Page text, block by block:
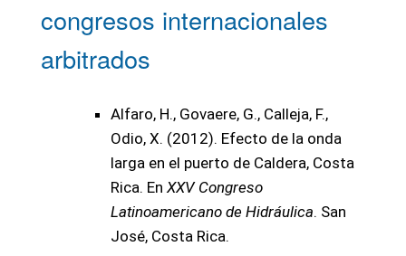
congresos internacionales
arbitrados
Alfaro, H., Govaere, G., Calleja, F.,
Odio, X. (2012). Efecto de la onda
larga en el puerto de Caldera, Costa
Rica. En XXV Congreso
Latinoamericano de Hidráulica. San
José, Costa Rica.